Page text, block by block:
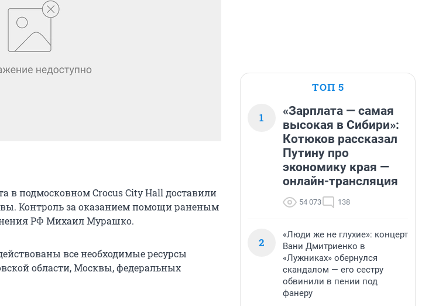
в подмосковном Crocus City Hall доставили
Контроль за оказанием помощи раненым
РФ Михаил Мурашко.
все необходимые ресурсы
области, Москвы, федеральных
ТОП 5
1
«Зарплата — самая
высокая в Сибири»:
Котюков рассказал
Путину про
экономику края —
онлайн-трансляция
54 073 138
2
«Люди же не глухие»: концерт
Вани Дмитриенко в
«Лужниках» обернулся
скандалом — его сестру
обвинили в пении под
фанеру